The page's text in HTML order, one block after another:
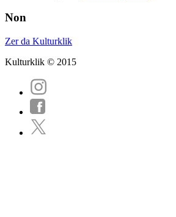
Non
Zer da Kulturklik
Kulturklik © 2015